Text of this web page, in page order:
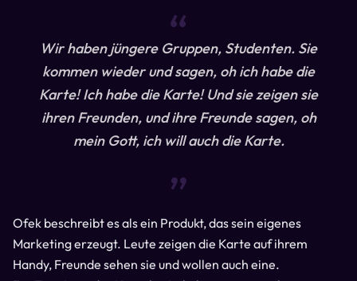
“
Wir haben jüngere Gruppen, Studenten. Sie
kommen wieder und sagen, oh ich habe die
Karte! Ich habe die Karte! Und sie zeigen sie
ihren Freunden, und ihre Freunde sagen, oh
mein Gott, ich will auch die Karte.
“
Ofek beschreibt es als ein Produkt, das sein eigenes
Marketing erzeugt. Leute zeigen die Karte auf ihrem
Handy, Freunde sehen sie und wollen auch eine.